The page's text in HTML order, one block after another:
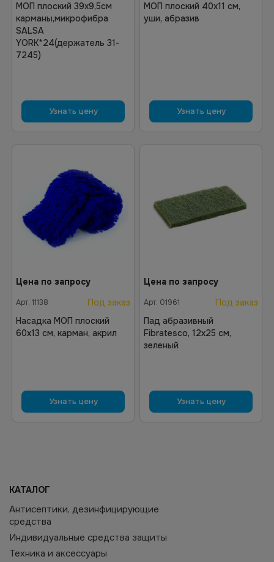
МОП плоский 39х9,5см
карманы,микрофибра
SALSA
YORK*24(держатель 31-
7245)
Узнать цену
МОП плоский 40х11 см,
уши, абразив
Узнать цену
Цена по запросу
Арт. 11138
Под заказ
Насадка МОП плоский
60х13 см, карман, акрил
Узнать цену
Цена по запросу
Арт. 01961
Под заказ
Пад абразивный
Fibratesco, 12х25 см,
зеленый
Узнать цену
КАТАЛОГ
Антисептики, дезинфицирующие
средства
Индивидуальные средства защиты
Техника и аксессуары